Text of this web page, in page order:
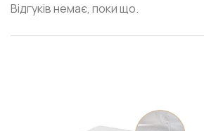
Відгуків немає, поки що.